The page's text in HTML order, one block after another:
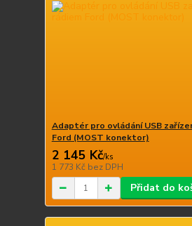
Adaptér pro ovládání USB
Ford (MOST konektor)
2 145 Kč/ks
1 773 Kč bez DPH
Přidat do